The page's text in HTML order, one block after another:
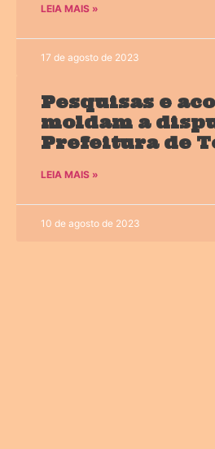
LEIA MAIS »
17 de agosto de 2023
Pesquisas e
moldam a
Prefeitura de
LEIA MAIS »
10 de agosto de 2023